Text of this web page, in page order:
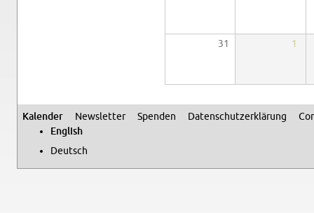
31 1
Sec­ondary menu
Kalen­der Newslet­ter Spenden Daten­schutzerklärung
Eng­lish
Deutsch